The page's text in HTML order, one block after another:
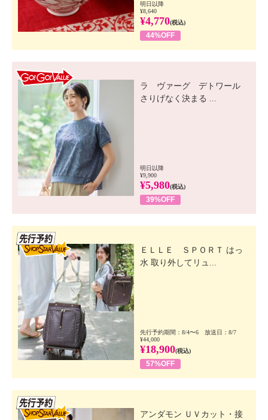
明日以降
¥8,640
¥4,770(税込)
44%OFF
ラ ヴァーグ デトワール
さりげなく決まる ...
明日以降
¥9,900
¥5,980(税込)
39%OFF
ＥＬＬＥ ＳＰＯＲＴ はっ
水 取り外してリュ...
先行予約期間：8/4〜6 放送日：8/7
¥44,000
¥18,900(税込)
57%OFF
アンダモン ＵＶカット・接